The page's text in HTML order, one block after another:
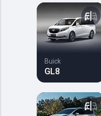
Buick
GL8